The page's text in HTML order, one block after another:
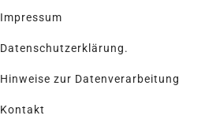
Impressum
Datenschutzerklärung.
Hinweise zur Datenverarbeitung
Kontakt